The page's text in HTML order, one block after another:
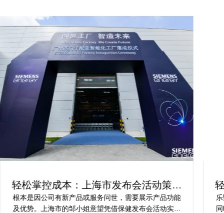
轻松掌控成本：上海市发布会活动策划
方案指南
根本是因公司有新产品或服务问世，需要展示产品功能
及优势。上海市的邹小姐意望凭借保健发布会活动实现